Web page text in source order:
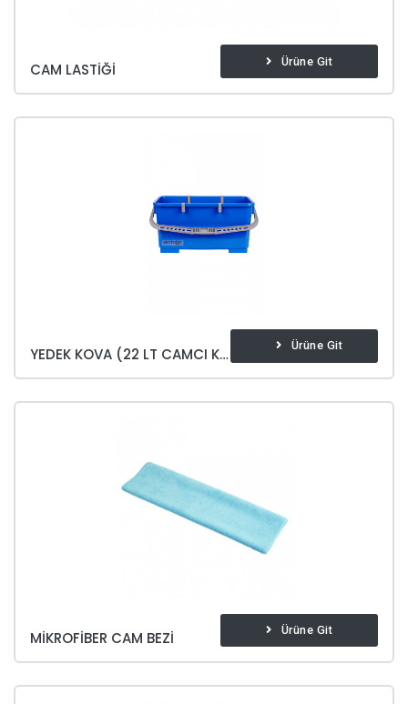
CAM LASTIĞI Ürüne Git
YEDEK KOVA (22 LT CAMCI KOVASI) Ürüne Git
MIKROFIBER CAM BEZI Ürüne Git